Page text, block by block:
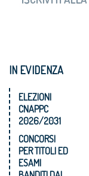
IN EVIDENZA
ELEZIONI
CNAPPC
2026/2031
CONCORSI
PER TITOLI ED
ESAMI